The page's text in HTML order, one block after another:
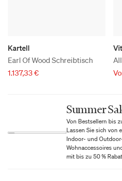
Kartell
Earl Of Wood Schreibtisch
1.137,33 €
Summer
Von Bestsellern bis
Lassen Sie sich von
Indoor- und
Wohnaccessoires
mit bis zu 50 %